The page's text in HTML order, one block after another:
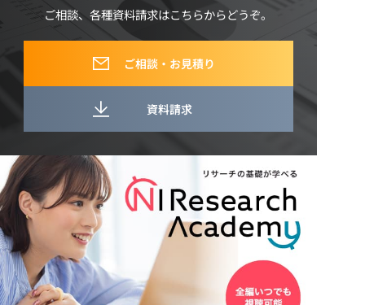
ご相談、各種資料請求はこちらからどうぞ。
ご相談・お見積り
資料請求